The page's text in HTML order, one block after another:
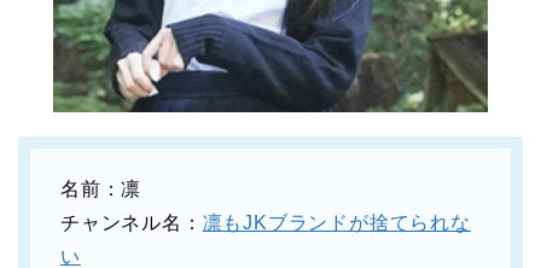
名前：凛
チャンネル名： 凛もJKブランドが捨てられな
い